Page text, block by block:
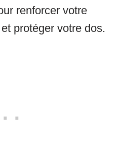
renforcer votre
protéger votre dos.